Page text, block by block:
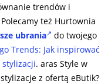
trendów i
też Hurtownia
ubrania
do twojego
Trends: Jak inspirować
. aras Style w
z ofertą eButik?